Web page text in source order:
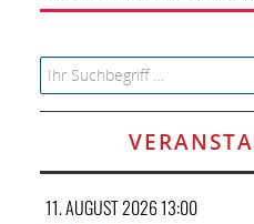
Search for:
11. AUGUST 2026 13:00